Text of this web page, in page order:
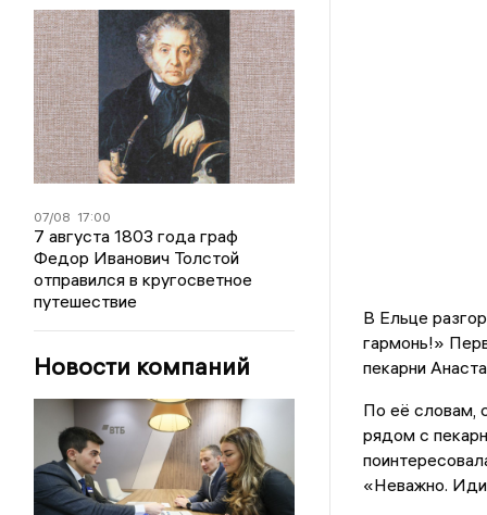
07/08 17:00
7 августа 1803 года граф
Федор Иванович Толстой
отправился в кругосветное
путешествие
Новости компаний
В Ельце
гармонь!»
пекарни
По её словам,
рядом с
«Неважно.